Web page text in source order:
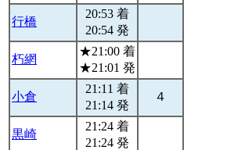
行橋
20:53 着
20:54 発
朽網
★21:00 着
★21:01 発
小倉
21:11 着
21:14 発
４
黒崎
21:24 着
21:24 発